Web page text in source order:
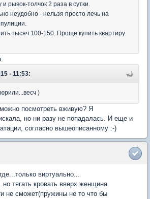
и рывок-толчок 2 раза в сутки.
неудобно - нельзя просто лечь на
тысяч 100-150. Проще купить квартиру
- 11:53:
)
посмотреть вживую? Я
но ни разу не попадалась. И еще и
согласно вышеописанному :-)
виртуально...
тягать кровать вверх женщина
не сможет(пружины не то что бы